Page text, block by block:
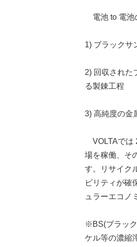
電池 to 電池
1) ブラックサ
2) 回収された
る製錬工程
3) 高純度の金
VOLTAでは
場を稼働、そ
す。リサイク
ビリティが確
ュラーエコノ
※BS(ブラッ
ケル等の濃縮